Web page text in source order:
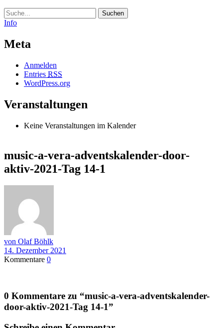
Suche
Info
Meta
Anmelden
Entries RSS
WordPress.org
Veranstaltungen
Keine Veranstaltungen im Kalender
music-a-vera-adventskalender-door-
aktiv-2021-Tag 14-1
von Olaf Böhlk
14. Dezember 2021
Kommentare 0
0 Kommentare zu “music-a-vera-adventskalender-
door-aktiv-2021-Tag 14-1”